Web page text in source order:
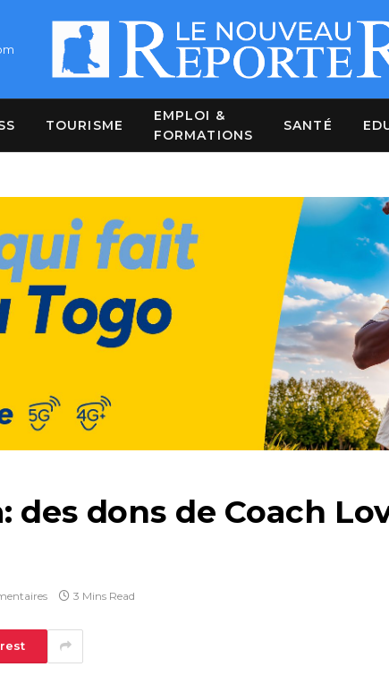
TOURISME
EMPLOI &
FORMATIONS
SANTÉ
des dons de Coach
3 Mins Read